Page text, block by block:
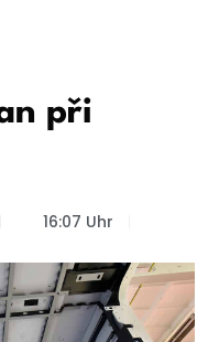
při
16:07 Uhr